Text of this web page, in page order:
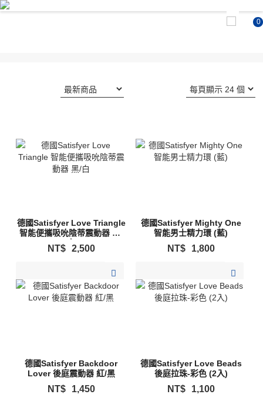
0
德國Satisfyer Love Triangle
智能便攜吸吮陰蒂震動器 黑/
白
NT$ 2,500
德國Satisfyer Mighty One
智能男士精力環 (藍)
NT$ 1,800
德國Satisfyer Backdoor
Lover 後庭震動器 紅/黑
NT$ 1,450
德國Satisfyer Love Beads
後庭拉珠-彩色 (2入)
NT$ 1,100